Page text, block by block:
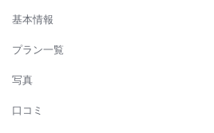
基本情報
プラン一覧
写真
口コミ